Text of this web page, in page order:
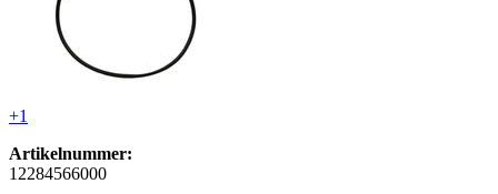
+1
Artikelnummer:
12284566000